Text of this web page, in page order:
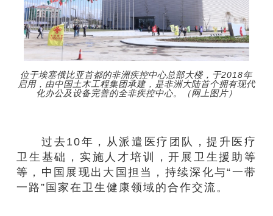
位于埃塞俄比亚首都的非洲疾控中心总部大楼，于2018年
启用，由中国土木工程集团承建，是非洲大陆首个拥有现代
化办公及设备完善的全非疾控中心。（网上图片）
过去10年，从派遣医疗团队，提升医疗
卫生基础，实施人才培训，开展卫生援助等
等，中国展现出大国担当，持续深化与“一带
一路”国家在卫生健康领域的合作交流。